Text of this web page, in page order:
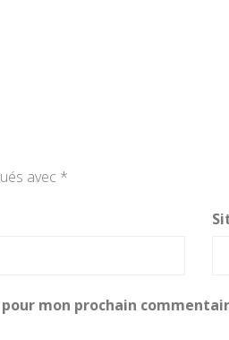
avec *
mon prochain